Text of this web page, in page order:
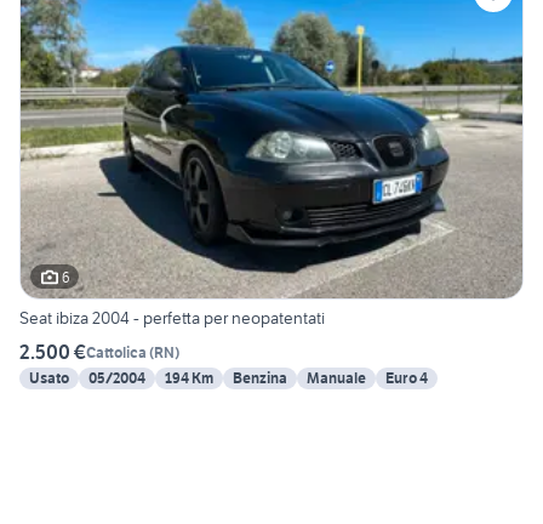
6
Seat ibiza 2004 - perfetta per neopatentati
2.500 €Cattolica (RN)
Usato
05/2004 194 Km Benzina Manuale Euro 4